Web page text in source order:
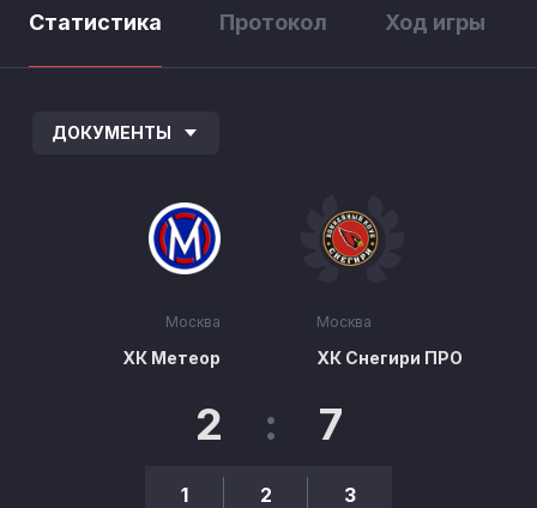
Статистика Протокол Ход игры
ДОКУМЕНТЫ
Москва
ХК Метеор
2 : 7
1 2 3
Москва
ХК Снегири ПРО